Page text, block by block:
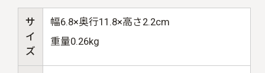
サ
イ
ズ
幅6.8×奥行11.8×高さ2.2cm
重量0.26kg